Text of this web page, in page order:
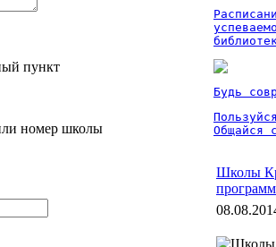
пункт
номер школы
Будь
Общайся
Школы